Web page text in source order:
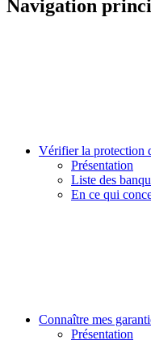
Navigation
Vérifier la protection
Présentation
Liste des
En ce qui
Connaître mes
Présentation